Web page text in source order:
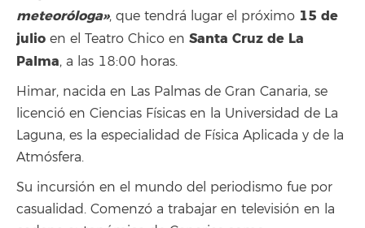
meteoróloga», que tendrá lugar el próximo 15 de
julio en el Teatro Chico en Santa Cruz de La
Palma, a las 18:00 horas.
Himar, nacida en Las Palmas de Gran Canaria, se
licenció en Ciencias Físicas en la Universidad de La
Laguna, es la especialidad de Física Aplicada y de la
Atmósfera.
Su incursión en el mundo del periodismo fue por
casualidad. Comenzó a trabajar en televisión en la